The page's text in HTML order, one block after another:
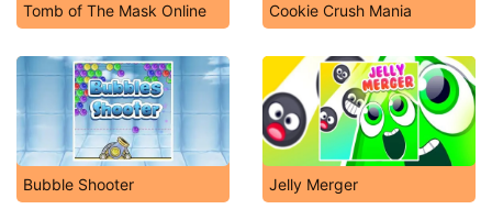
Tomb of The Mask Online Cookie Crush Mania
Bubble Shooter Jelly Merger